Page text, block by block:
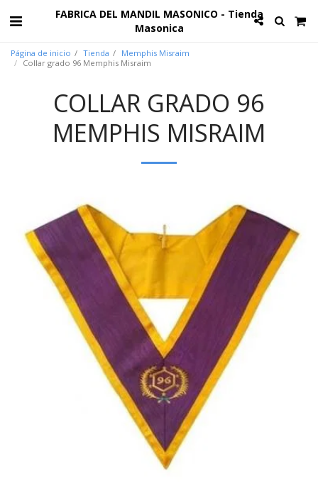
FABRICA DEL MANDIL MASONICO - Tienda
Masonica
Página de inicio Tienda
Memphis Misraim
Collar grado 96 Memphis Misraim
COLLAR GRADO 96
MEMPHIS MISRAIM